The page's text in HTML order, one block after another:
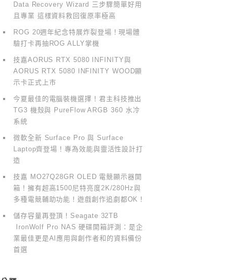
Data Recovery Wizard 三步驟簡單好用
且專業 這樣資料救回復原率極高
ROG 20週年紀念特展炸裂登場！現場體
驗打卡再抽ROG ALLY掌機
技嘉AORUS RTX 5080 INFINITY與
AORUS RTX 5080 INFINITY WOOD顯
示卡正式上市
今夏最佳的電腦裝機選擇！君主科技推出
TG3 機殼與 PureFlow ARGB 360 水冷
系統
微軟全新 Surface Pro 與 Surface
Laptop齊登場！專為效能與靈活性設計打
造
技嘉 MO27Q28GR OLED 電競顯示器開
箱！擁有超高1500尼特亮度2K/280Hz與
多種電競輔助功能！遊戲創作追劇都OK！
儲存容量再登頂！Seagate 32TB
IronWolf Pro NAS 硬碟開箱評測：是企
業最佳更是AI應用與創作者和的資料備份
首選